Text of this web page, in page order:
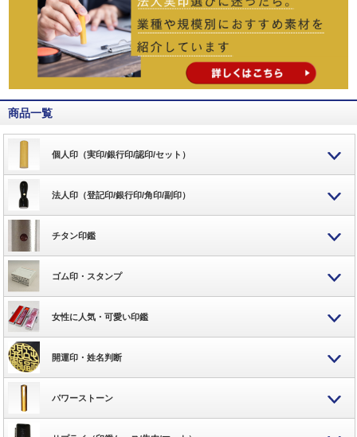
商品一覧
個人印（実印/銀行印/認印/セット）
法人印（登記印/銀行印/角印/副印）
チタン印鑑
ゴム印・スタンプ
女性に人気・可愛い印鑑
開運印・姓名判断
パワーストーン